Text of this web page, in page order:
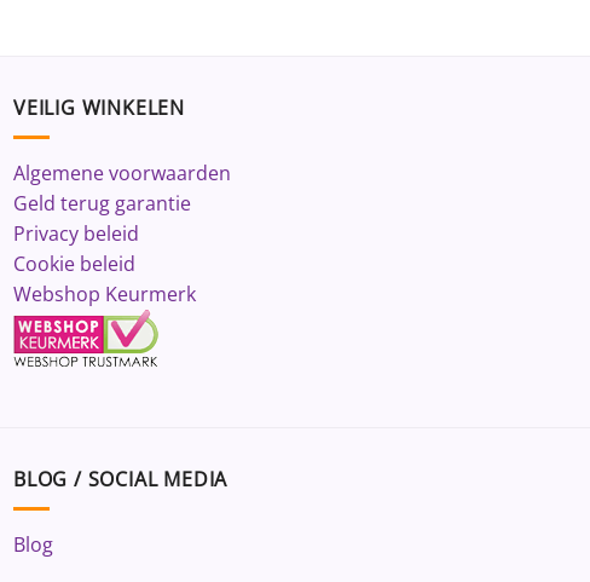
VEILIG WINKELEN
Algemene voorwaarden
Geld terug garantie
Privacy beleid
Cookie beleid
Webshop Keurmerk
BLOG / SOCIAL MEDIA
Blog